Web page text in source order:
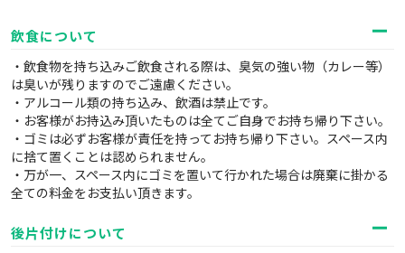
飲食について
・飲食物を持ち込みご飲食される際は、臭気の強い物（カレー等）
は臭いが残りますのでご遠慮ください。
・アルコール類の持ち込み、飲酒は禁止です。
・お客様がお持込み頂いたものは全てご自身でお持ち帰り下さい。
・ゴミは必ずお客様が責任を持ってお持ち帰り下さい。スペース内
に捨て置くことは認められません。
・万が一、スペース内にゴミを置いて行かれた場合は廃棄に掛かる
全ての料金をお支払い頂きます。
後片付けについて